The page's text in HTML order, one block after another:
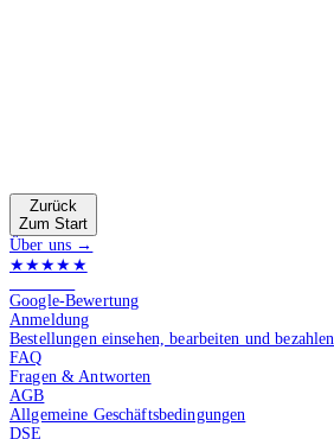
Zurück
Zum Start
Über uns →
★★★★★
Google-Bewertung
Anmeldung
Bestellungen einsehen, bearbeiten und bezahlen
FAQ
Fragen & Antworten
AGB
Allgemeine Geschäftsbedingungen
DSE